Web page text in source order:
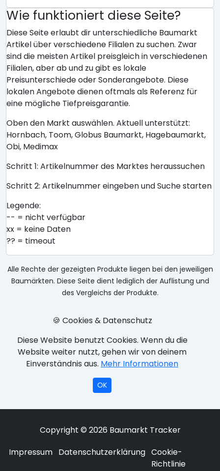
Wie funktioniert diese Seite?
Diese Seite erlaubt dir unterschiedliche Baumarkt
Artikel über verschiedene Filialen zu suchen. Zwar
sind die meisten Artikel preisgleich in verschiedenen
Filialen, aber ab und zu gibt es lokale
Preisunterschiede oder Sonderangebote. Diese
lokalen Angebote dienen oftmals als Referenz für
eine mögliche Tiefpreisgarantie.
Oben den Markt auswählen. Aktuell unterstützt:
Hornbach, Toom, Globus Baumarkt, Hagebaumarkt,
Obi, Medimax
Schritt 1: Artikelnummer des Marktes heraussuchen
Schritt 2: Artikelnummer eingeben und Suche starten
Legende:
-- = nicht verfügbar
xx = keine Daten
?? = timeout
Alle Rechte der gezeigten Produkte liegen bei den jeweiligen
Baumärkten. Diese Seite dient lediglich der Auflistung und
des Vergleichs der Produkte.
🍪 Cookies & Datenschutz
Diese Website benutzt Cookies. Wenn du die
Website weiter nutzt, gehen wir von deinem
Einverständnis aus. Mehr Informationen
OK
Copyright © 2026 Baumarkt Tracker
Impressum Datenschutzerklärung Cookie-
Richtlinie